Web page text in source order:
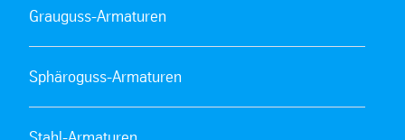
Grauguss-Armaturen
Sphäroguss-Armaturen